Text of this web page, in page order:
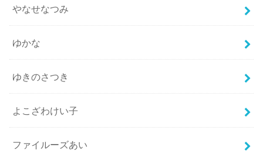
やなせなつみ
ゆかな
ゆきのさつき
よこざわけい子
ファイルーズあい